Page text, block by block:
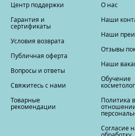
Центр поддержки
Гарантия и
сертификаты
Условия возврата
Публичная оферта
Вопросы и ответы
Свяжитесь с нами
Товарные
рекомендации
О нас
Наши
Наши
Отзывы
Наши
Обучение
Политика в
Согласие